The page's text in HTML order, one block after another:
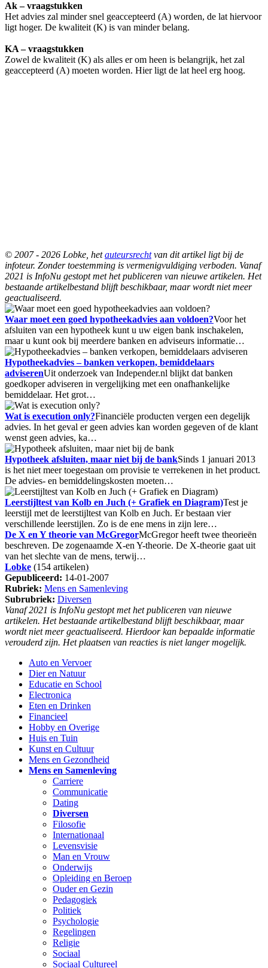
Ak – vraagstukken
Het advies zal minder snel geaccepteerd (A) worden, de lat hiervoor
ligt hoger. De kwaliteit (K) is van minder belang.
KA – vraagstukken
Zowel de kwaliteit (K) als alles er om heen is belangrijk, het zal
geaccepteerd (A) moeten worden. Hier ligt de lat heel erg hoog.
© 2007 - 2026 Lobke, hetauteursrechtvan dit artikel ligt bij de
infoteur. Zonder toestemming is vermenigvuldiging verboden. Vanaf
2021 is InfoNu gestopt met het publiceren van nieuwe artikelen. Het
bestaande artikelbestand blijft beschikbaar, maar wordt niet meer
geactualiseerd.
Waar moet een goed hypotheekadvies aan voldoen?Voor het
afsluiten van een hypotheek kunt u uw eigen bank inschakelen,
maar u kunt ook bij meerdere banken en adviseurs informatie…
Hypotheekadvies – banken verkopen, bemiddelaars
adviserenUit onderzoek van Independer.nl blijkt dat banken
goedkoper adviseren in vergelijking met een onafhankelijke
bemiddelaar. Het grot…
Wat is execution only?Financiële producten vergen een degelijk
advies. In het geval er geen advies kan worden gegeven of de klant
wenst geen advies, ka…
Hypotheek afsluiten, maar niet bij de bankSinds 1 januari 2013
is het niet meer toegestaan om provisie te verrekenen in het product.
De advies- en bemiddelingskosten moeten…
Leerstijltest van Kolb en Juch (+ Grafiek en Diagram)Test je
leerstijl met de leerstijltest van Kolb en Juch. Er bestaan vier
verschillende leerstijlen. Zo is de ene mens in zijn lere…
De X en Y theorie van McGregorMcGregor heeft twee theorieën
beschreven. De zogenaamde X-en Y-theorie. De X-theorie gaat uit
van het slechte van de mens, terwij…
Lobke (154 artikelen)
Gepubliceerd: 14-01-2007
Rubriek: Mens en Samenleving
Subrubriek: Diversen
Vanaf 2021 is InfoNu gestopt met het publiceren van nieuwe
artikelen. Het bestaande artikelbestand blijft beschikbaar, maar
wordt niet meer geactualiseerd. Hierdoor kan bepaalde informatie
verouderd zijn. Het plaatsen van reacties is niet langer mogelijk.
Auto en Vervoer
Dier en Natuur
Educatie en School
Electronica
Eten en Drinken
Financieel
Hobby en Overige
Huis en Tuin
Kunst en Cultuur
Mens en Gezondheid
Mens en Samenleving
Carriere
Communicatie
Dating
Diversen
Filosofie
Internationaal
Levensvisie
Man en Vrouw
Onderwijs
Opleiding en Beroep
Ouder en Gezin
Pedagogiek
Politiek
Psychologie
Regelingen
Religie
Sociaal
Sociaal Cultureel